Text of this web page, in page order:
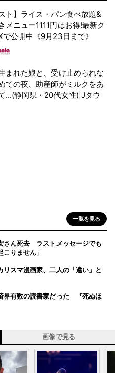
ト】ライス・パン食べ放題&
メニュー1111円はお得!最新ク
公開中《9月23日まで》
まれた娘と、受け止められな
ての夜、助産師がミルクをあ
...(静岡県・20代女性)|Jタウ
一覧を見る
さん死去 ラストメッセージでも
りません」
スマ漫画家、二人の「違い」と
界有数の読書家だった 『死ぬほ
画像で見る